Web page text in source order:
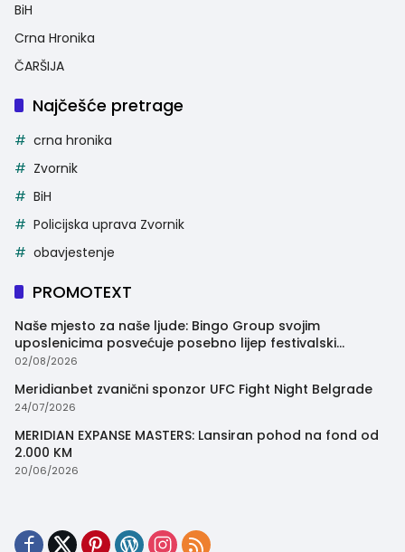
BiH
Crna Hronika
ČARŠIJA
Najčešće pretrage
crna hronika
Zvornik
BiH
Policijska uprava Zvornik
obavjestenje
PROMOTEXT
Naše mjesto za naše ljude: Bingo Group svojim
uposlenicima posvećuje posebno lijep festivalski
trenutak
02/08/2026
Meridianbet zvanični sponzor UFC Fight Night Belgrade
24/07/2026
MERIDIAN EXPANSE MASTERS: Lansiran pohod na fond od
2.000 KM
20/06/2026